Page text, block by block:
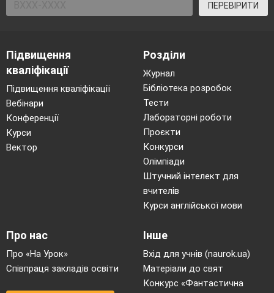
ПЕРЕВІРИТИ
Підвищення
кваліфікації
Підвищення кваліфікації
Вебінари
Конференції
Курси
Вектор
Розділи
Журнал
Бібліотека розробок
Тести
Лабораторні роботи
Проєкти
Конкурси
Олімпіади
Штучний інтелект для
вчителів
Курси англійської мови
Про нас
Про «На Урок»
Співпраця закладів освіти
Інше
Вхід для учнів (naurok.ua)
Матеріали до свят
Конкурс «Фантастична